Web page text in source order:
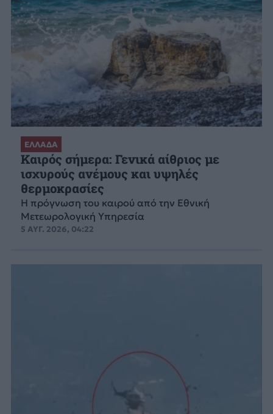
ΕΛΛΑΔΑ
Καιρός σήμερα: Γενικά αίθριος με
ισχυρούς ανέμους και υψηλές
θερμοκρασίες
Η πρόγνωση του καιρού από την Εθνική
Μετεωρολογική Υπηρεσία
5 ΑΥΓ. 2026, 04:22